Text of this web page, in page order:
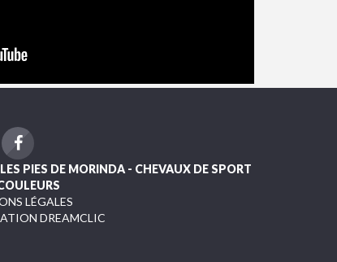
PIES DE MORINDA - CHEVAUX DE SPORT
LÉGALES
DREAMCLIC